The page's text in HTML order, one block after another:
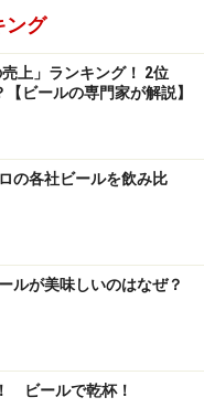
次のページへ
ング
上」ランキング！ 2位
【ビールの専門家が解説】
の各社ビールを飲み比
ルが美味しいのはなぜ？
ビールで乾杯！